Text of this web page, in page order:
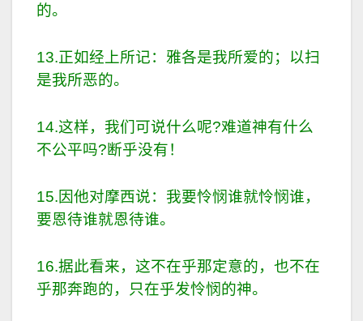
的。
13.正如经上所记：雅各是我所爱的；以扫
是我所恶的。
14.这样，我们可说什么呢?难道神有什么
不公平吗?断乎没有！
15.因他对摩西说：我要怜悯谁就怜悯谁，
要恩待谁就恩待谁。
16.据此看来，这不在乎那定意的，也不在
乎那奔跑的，只在乎发怜悯的神。